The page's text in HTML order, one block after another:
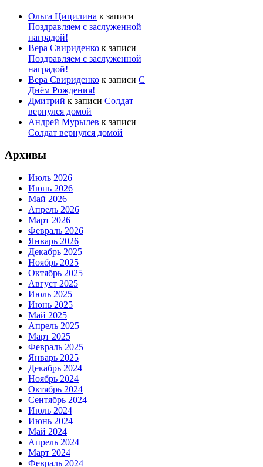
Ольга Цицилина к записи
Поздравляем с заслуженной
наградой!
Вера Свириденко к записи
Поздравляем с заслуженной
наградой!
Вера Свириденко к записи С
Днём Рождения!
Дмитрий к записи Солдат
вернулся домой
Андрей Мурылев к записи
Солдат вернулся домой
Архивы
Июль 2026
Июнь 2026
Май 2026
Апрель 2026
Март 2026
Февраль 2026
Январь 2026
Декабрь 2025
Ноябрь 2025
Октябрь 2025
Август 2025
Июль 2025
Июнь 2025
Май 2025
Апрель 2025
Март 2025
Февраль 2025
Январь 2025
Декабрь 2024
Ноябрь 2024
Октябрь 2024
Сентябрь 2024
Июль 2024
Июнь 2024
Май 2024
Апрель 2024
Март 2024
Февраль 2024